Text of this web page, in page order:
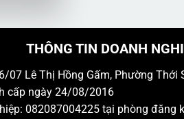
THÔNG TIN DOANH
07 Lê Thị Hồng Gấm, Phường Thới
cấp ngày 24/08/2016
082087004225 tại phòng đăng